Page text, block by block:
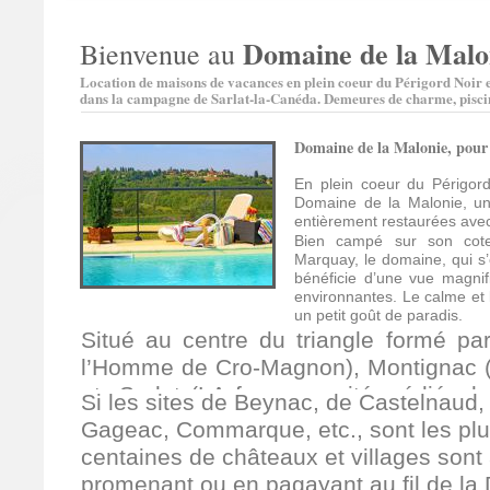
Location de maisons de vacances en plein coeur du Périgord Noir
dans la campagne de Sarlat-la-Canéda. Demeures de charme,
Bien campé sur son
Marquay, le domaine, qui
bénéficie d’une vue
environnantes. Le calme
un petit goût de paradis.
Si les sites de Beynac, de
Gageac, Commarque, etc., sont les
centaines de châteaux et villages
promenant ou en pagayant au fil de la
Situé au centre du triangle formé
l’Homme de Cro-Magnon),
et Sarlat (LA fameuse cité
emplacement privilégié pour
et ses trésors.
Domaine de la Malonie,
En plein coeur du
Domaine de la Malonie,
entièrement restaurées
Bienvenue au Domaine de la